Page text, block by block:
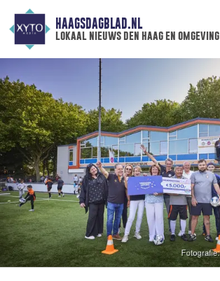
HAAGSDAGBLAD.NL
lokaal nieuws den haag en omgeving